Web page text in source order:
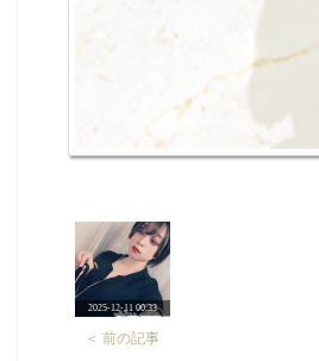
2025-12-11 00:33
＜ 前の記事